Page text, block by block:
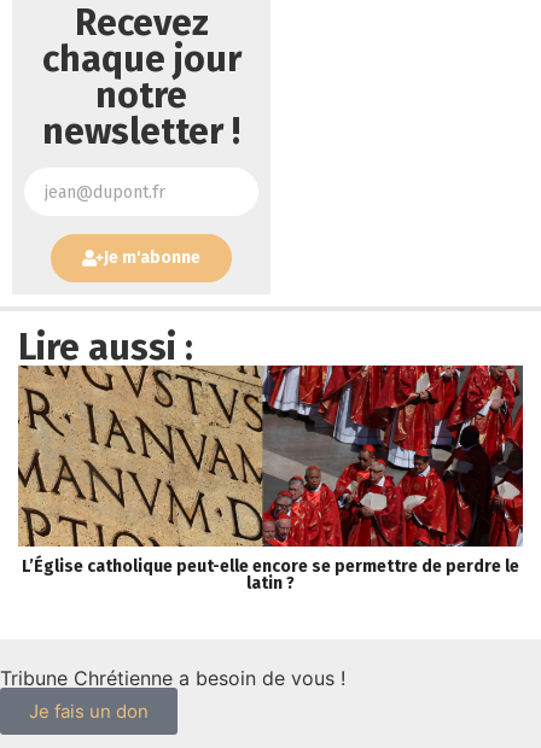
Recevez
chaque jour
notre
newsletter !
Je m'abonne
Lire aussi :
L’Église catholique peut-elle encore se permettre de perdre le
latin ?
Tribune Chrétienne a besoin de vous !
Je fais un don